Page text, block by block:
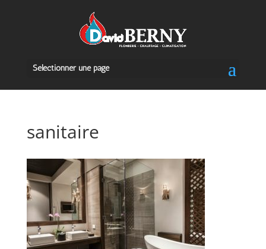
Sélectionner une page
sanitaire